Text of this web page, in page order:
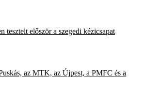
tesztelt először a szegedi kézicsapat
az MTK, az Újpest, a PMFC és a